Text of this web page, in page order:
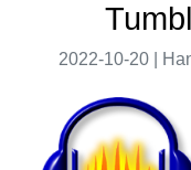
2022-10-20 |